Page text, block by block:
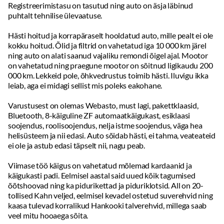
Välispeeglid:elektrilised, soojendusega, mäluga, isetumenevad,
kokkuklapitavad
Tahavaatepeegel:isetumenev
Püsikiiruse hoidja
Parkimiskaamera:taga
Parkimisandurid:ees, taga
Follow Me Home’i funktsiooniga esituled
Reguleeritav roolisammas:
kõrgus, sügavus, elektriline, mäluga
Rool:multifunktsionaalne, nahkkattega, soojendusega
Käiguvahetus roolilt
Elektriliselt reguleeritavad istmed:mäluga, ees
Õhuga reguleeritavad istmed
Reguleeritava kõrgusega istmed
Reguleeritava kumerusega seljatugi
Istmesoojendused:ees, taga
Tagaistme seljatugi allaklapitav
Comfort istmed
Käetugi ees:reguleeritav, laekaga
Kõrgus:
1784mm
Sõiduki kategooria:
Massid, haagis, teljevahe
Tühimass: 2610 kg
Täismass:
3175kg
Kandevõime:
565kg
Haagis piduritega:
3500kg
Haagis piduriteta:
750
Sildade arv:
2
Rattavalem:
4x4
Registreerimistasu on tasutud ning auto on äsja läbinud
puhtalt tehnilise ülevaatuse.
Hästi hoitud ja korrapäraselt hooldatud auto, mille pealt ei ole
kokku hoitud. Õlid ja filtrid on vahetatud iga 10 000 km järel
ning auto on alati saanud vajaliku remondi õigel ajal. Mootor
on vahetatud ning praegune mootor on sõitnud ligikaudu 200
000 km. Lekkeid pole, õhkvedrustus toimib hästi. Iluvigu ikka
leiab, aga ei midagi sellist mis poleks eakohane.
Varustusest on olemas Webasto, must lagi, pakettklaasid,
Bluetooth, 8-käiguline ZF automaatkäigukast, esiklaasi
soojendus, roolisoojendus, nelja istme soojendus, väga hea
helisüsteem ja nii edasi. Auto sõidab hästi, ei tahma, veateateid
ei ole ja astub edasi täpselt nii, nagu peab.
Viimase töö käigus on vahetatud mõlemad kardaanid ja
käigukasti padi. Eelmisel aastal said uued kõik tagumised
õõtshoovad ning ka pidurikettad ja piduriklotsid. All on 20-
tollised Kahn veljed, eelmisel kevadel ostetud suverehvid ning
kaasa tulevad korralikud Hankooki talverehvid, millega saab
veel mitu hooaega sõita.